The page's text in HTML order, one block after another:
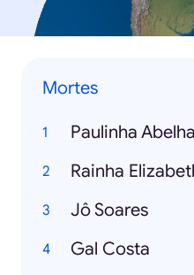
Mortes
Paulinha Abelha
Rainha
Jô Soares
Gal Costa